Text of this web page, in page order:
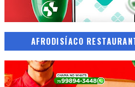
AFRODISÍACO